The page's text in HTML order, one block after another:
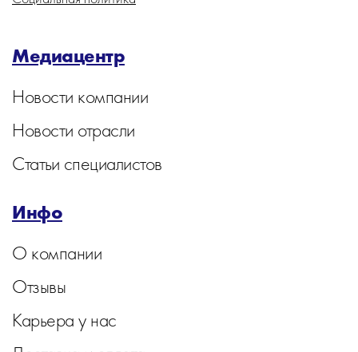
Медиацентр
Новости компании
Новости отрасли
Статьи специалистов
Инфо
О компании
Отзывы
Карьера у нас